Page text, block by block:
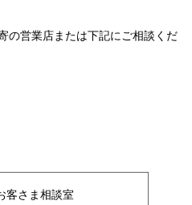
の営業店または下記にご相談くだ
客さま相談室